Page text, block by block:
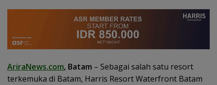
AriraNews.com, Batam – Sebagai salah satu resort
terkemuka di Batam, Harris Resort Waterfront Batam